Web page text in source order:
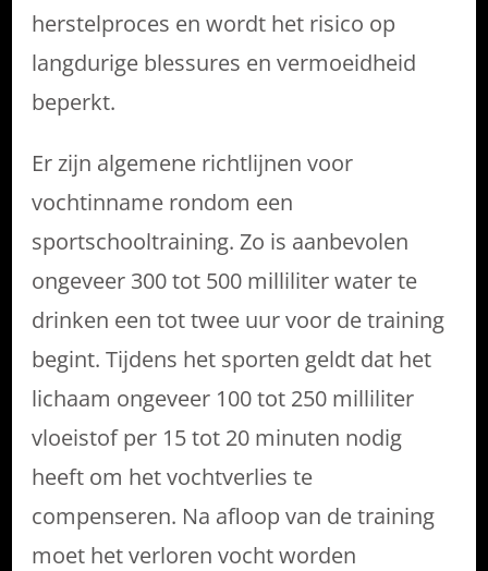
herstelproces en wordt het risico op
langdurige blessures en vermoeidheid
beperkt.
Er zijn algemene richtlijnen voor
vochtinname rondom een
sportschooltraining. Zo is aanbevolen
ongeveer 300 tot 500 milliliter water te
drinken een tot twee uur voor de training
begint. Tijdens het sporten geldt dat het
lichaam ongeveer 100 tot 250 milliliter
vloeistof per 15 tot 20 minuten nodig
heeft om het vochtverlies te
compenseren. Na afloop van de training
moet het verloren vocht worden